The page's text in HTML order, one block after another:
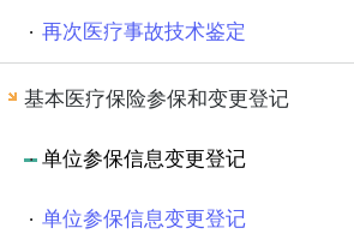
再次医疗事故技术鉴定
基本医疗保险参保和变更登记
单位参保信息变更登记
单位参保信息变更登记